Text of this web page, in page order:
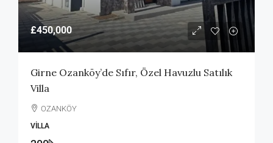
£450,000
Girne Ozanköy’de Sıfır, Özel Havuzlu Satılık
Villa
OZANKÖY
VILLA